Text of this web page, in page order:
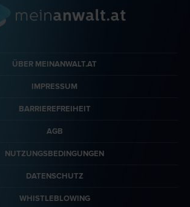
ÜBER MEINANWALT.AT
IMPRESSUM
BARRIEREFREIHEIT
AGB
NUTZUNGSBEDINGUNGEN
DATENSCHUTZ
WHISTLEBLOWING